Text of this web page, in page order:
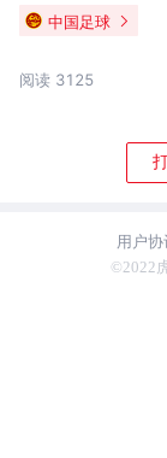
中国足球
阅读 3125
用户协
©2022